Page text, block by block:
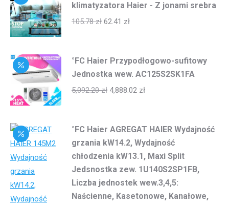
klimatyzatora Haier - Z jonami srebra
105.78zł 62.41 zł
°FC Haier Przypodłogowo-sufitowy
Jednostka wew. AC125S2SK1FA
5,092.20zł 4,888.02 zł
°FC Haier AGREGAT HAIER Wydajność
grzania kW14.2, Wydajność
chłodzenia kW13.1, Maxi Split
Jedsnostka zew. 1U140S2SP1FB,
Liczba jednostek wew.3,4,5:
Naścienne, Kasetonowe, Kanałowe,